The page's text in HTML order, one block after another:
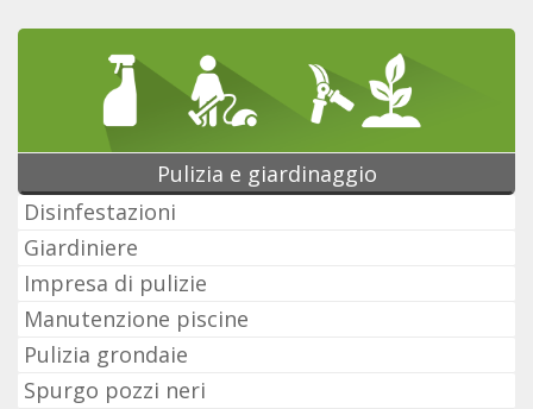
Pulizia e giardinaggio
Disinfestazioni
Giardiniere
Impresa di pulizie
Manutenzione piscine
Pulizia grondaie
Spurgo pozzi neri